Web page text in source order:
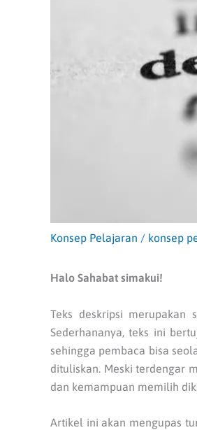
Konsep Pelajaran / konsep
Halo Sahabat simakui!
Teks deskripsi
Sederhananya, teks ini
sehingga pembaca bisa
dituliskan. Meski terdengar
dan kemampuan memilih
Artikel ini akan mengupas